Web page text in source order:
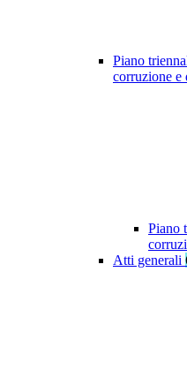
Piano
corruzione e
Piano
Atti generali